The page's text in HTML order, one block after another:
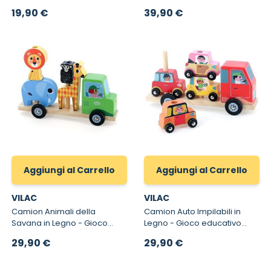
Bambini
19,90 € 39,90 €
Aggiungi al Carrello
VILAC
Camion Animali della
Savana in Legno - Gioco
bambini Empil'auto Animo
29,90 €
Aggiungi al Carrello
VILAC
Camion Auto Impilabili in
Legno - Gioco educativo
Empil'auto City
29,90 €